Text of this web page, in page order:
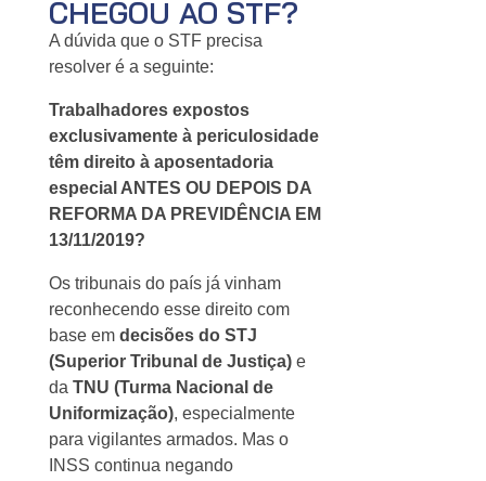
CHEGOU AO STF?
A dúvida que o STF precisa
resolver é a seguinte:
Trabalhadores expostos
exclusivamente à periculosidade
têm direito à aposentadoria
especial ANTES OU DEPOIS DA
REFORMA DA PREVIDÊNCIA EM
13/11/2019?
Os tribunais do país já vinham
reconhecendo esse direito com
base em decisões do STJ
(Superior Tribunal de Justiça) e
da TNU (Turma Nacional de
Uniformização), especialmente
para vigilantes armados. Mas o
INSS continua negando